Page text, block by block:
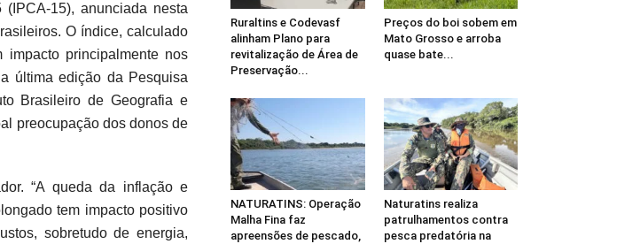
15), anunciada nesta
O índice, calculado
principalmente nos
última edição da Pesquisa
Brasileiro de Geografia e
preocupação dos donos de
“A queda da inflação e
tem impacto positivo
sobretudo de energia,
Ruraltins e Codevasf
alinham Plano para
revitalização de Área de
Preservação...
Preços do boi sobem em
Mato Grosso e arroba
quase bate...
NATURATINS: Operação
Malha Fina faz
apreensões de pescado,
Naturatins realiza
patrulhamentos contra
pesca predatória na